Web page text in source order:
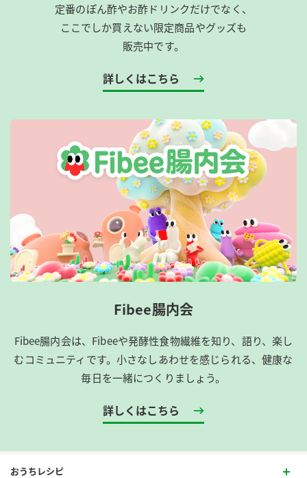
定番のぽん酢やお酢ドリンクだけでなく、
ここでしか買えない限定商品やグッズも
販売中です。
詳しくはこちら
Fibee腸内会
Fibee腸内会は、​Fibeeや発酵性食物繊維を知り、語り、楽し
むコミュニティです。​小さなしあわせを感じられる、健康な
毎日を一緒につくりましょう。
詳しくはこちら
おうちレシピ